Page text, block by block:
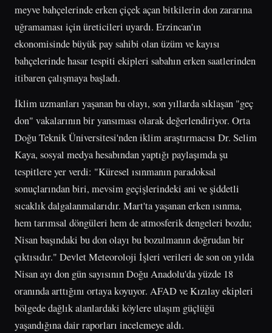
meyve bahçelerinde erken çiçek açan bitkilerin don zararına
uğramaması için üreticileri uyardı. Erzincan'ın
ekonomisinde büyük pay sahibi olan üzüm ve kayısı
bahçelerinde hasar tespiti ekipleri sabahın erken saatlerinden
itibaren çalışmaya başladı.
İklim uzmanları yaşanan bu olayı, son yıllarda sıklaşan "geç
don" vakalarının bir yansıması olarak değerlendiriyor. Orta
Doğu Teknik Üniversitesi'nden iklim araştırmacısı Dr. Selim
Kaya, sosyal medya hesabından yaptığı paylaşımda şu
tespitlere yer verdi: "Küresel ısınmanın paradoksal
sonuçlarından biri, mevsim geçişlerindeki ani ve şiddetli
sıcaklık dalgalanmalarıdır. Mart'ta yaşanan erken ısınma,
hem tarımsal döngüleri hem de atmosferik dengeleri bozdu;
Nisan başındaki bu don olayı bu bozulmanın doğrudan bir
çıktısıdır." Devlet Meteoroloji İşleri verileri de son on yılda
Nisan ayı don gün sayısının Doğu Anadolu'da yüzde 18
oranında arttığını ortaya koyuyor. AFAD ve Kızılay ekipleri
bölgede dağlık alanlardaki köylere ulaşım güçlüğü
yaşandığına dair raporları incelemeye aldı.